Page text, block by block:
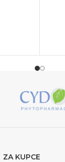
ZA KUPCE